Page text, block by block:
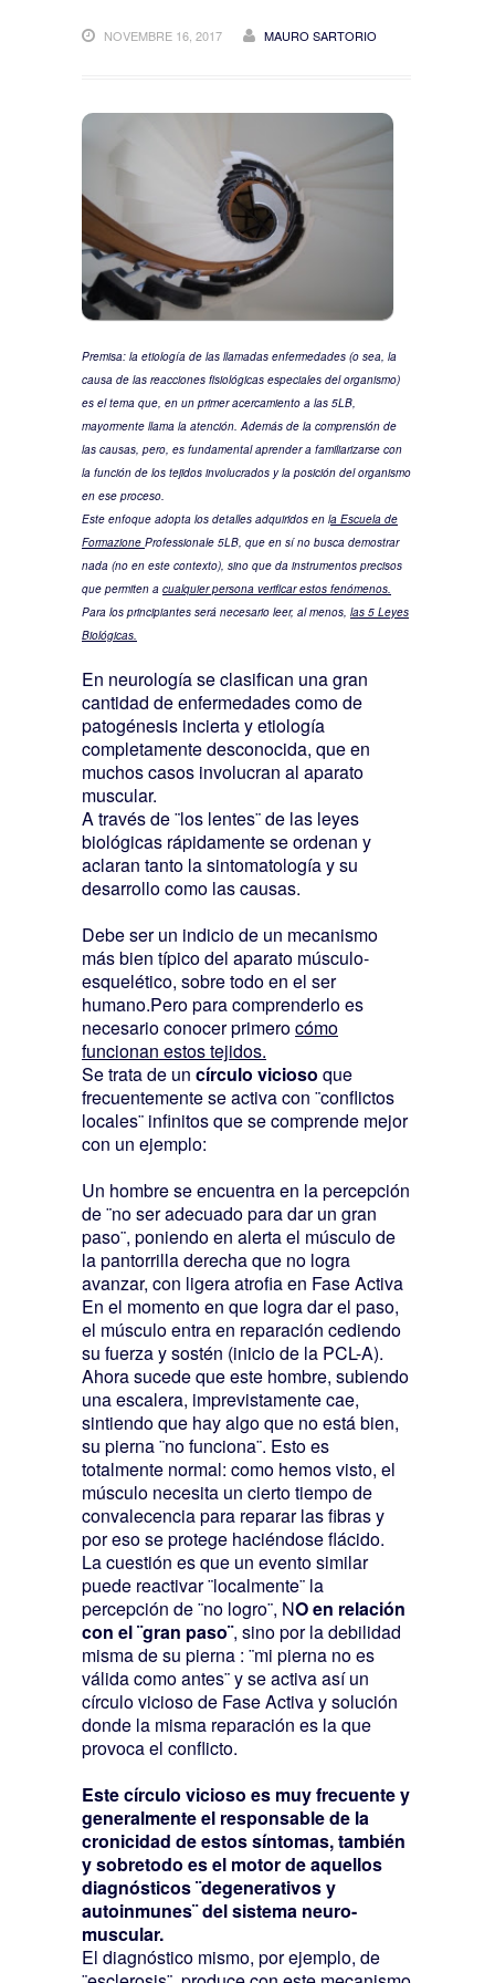
hemos estado esperando.
Covid19: las elecciones de
revelan una agenda oculta.
¿Fraude o ¨descuido ¨ global?
Los números de Covid19 se
inflaron en un 90%.
NOVEMBRE 16, 2017 MAURO SARTORIO
Premisa: la etiología de las llamadas enfermedades (o sea, la
causa de las reacciones fisiológicas especiales del organismo)
es el tema que, en un primer acercamiento a las 5LB,
mayormente llama la atención. Además de la comprensión de
las causas, pero, es fundamental aprender a familiarizarse con
la función de los tejidos involucrados y la posición del organismo
en ese proceso.
Este enfoque adopta los detalles adquiridos en la Escuela de
Formazione Professionale 5LB, que en sí no busca demostrar
nada (no en este contexto), sino que da instrumentos precisos
que permiten a cualquier persona verificar estos fenómenos.
Para los principiantes será necesario leer, al menos, las 5 Leyes
Biológicas.
En neurología se clasifican una gran
cantidad de enfermedades como de
patogénesis incierta y etiología
completamente desconocida, que en
muchos casos involucran al aparato
muscular.
A través de ¨los lentes¨ de las leyes
biológicas rápidamente se ordenan y
aclaran tanto la sintomatología y su
desarrollo como las causas.
Debe ser un indicio de un mecanismo
más bien típico del aparato músculo-
esquelético, sobre todo en el ser
humano.Pero para comprenderlo es
necesario conocer primerocómo
funcionan estos tejidos.
Se trata de un círculo vicioso que
frecuentemente se activa con ¨conflictos
locales¨ infinitos que se comprende mejor
con un ejemplo:
Un hombre se encuentra en la percepción
de ¨no ser adecuado para dar un gran
paso¨, poniendo en alerta el músculo de
la pantorrilla derecha que no logra
avanzar, con ligera atrofia en Fase Activa
En el momento en que logra dar el paso,
el músculo entra en reparación cediendo
su fuerza y sostén (inicio de la PCL-A).
Ahora sucede que este hombre, subiendo
una escalera, imprevistamente cae,
sintiendo que hay algo que no está bien,
su pierna ¨no funciona¨. Esto es
totalmente normal: como hemos visto, el
músculo necesita un cierto tiempo de
convalecencia para reparar las fibras y
por eso se protege haciéndose flácido.
La cuestión es que un evento similar
puede reactivar ¨localmente¨ la
percepción de ¨no logro¨, NO en relación
con el ¨gran paso¨, sino por la debilidad
misma de su pierna : ¨mi pierna no es
válida como antes¨ y se activa así un
círculo vicioso de Fase Activa y solución
donde la misma reparación es la que
provoca el conflicto.
Este círculo vicioso es muy frecuente y
generalmente el responsable de la
cronicidad de estos síntomas, también
y sobretodo es el motor de aquellos
diagnósticos ¨degenerativos y
autoinmunes¨ del sistema neuro-
muscular.
El diagnóstico mismo, por ejemplo, de